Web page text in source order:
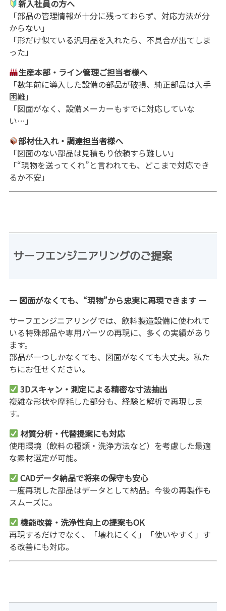
新入社員の方へ
「部品の管理情報が十分に残っておらず、対応方法が分
からない」
「形だけ似ている汎用品を入れたら、不具合が出てしま
った」
生産本部・ライン管理ご担当者様へ
「数年前に導入した設備の部品が破損、純正部品は入手
困難」
「図面がなく、設備メーカーもすでに対応していな
い…」
部材仕入れ・調達担当者様へ
「図面のない部品は見積もり依頼すら難しい」
「“現物を送ってくれ”と言われても、どこまで対応でき
るか不安」
サーフエンジニアリングのご提案
— 図面がなくても、“現物”から忠実に再現できます —
サーフエンジニアリングでは、飲料製造設備に使われて
いる特殊部品や専用パーツの再現に、多くの実績があり
ます。
部品が一つしかなくても、図面がなくても大丈夫。私た
ちにお任せください。
3Dスキャン・測定による精密な寸法抽出
複雑な形状や摩耗した部分も、経験と解析で再現しま
す。
材質分析・代替提案にも対応
使用環境（飲料の種類・洗浄方法など）を考慮した最適
な素材選定が可能。
CADデータ納品で将来の保守も安心
一度再現した部品はデータとして納品。今後の再製作も
スムーズに。
機能改善・洗浄性向上の提案もOK
再現するだけでなく、「壊れにくく」「使いやすく」す
る改善にも対応。